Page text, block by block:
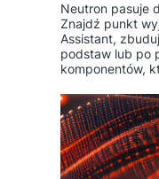
Neutron pasuje
Znajdź punkt
Assistant,
podstaw lub po
komponentów,